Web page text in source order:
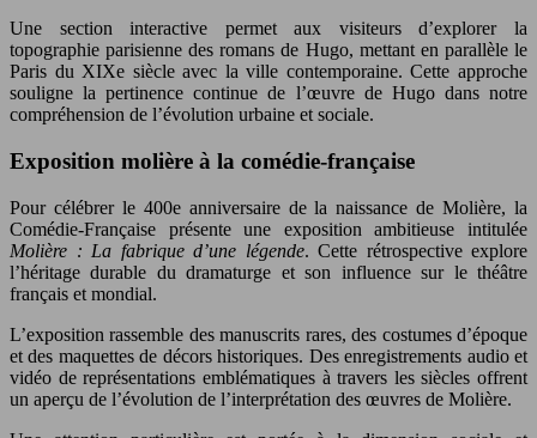
Une section interactive permet aux visiteurs d’explorer la
topographie parisienne des romans de Hugo, mettant en parallèle le
Paris du XIXe siècle avec la ville contemporaine. Cette approche
souligne la pertinence continue de l’œuvre de Hugo dans notre
compréhension de l’évolution urbaine et sociale.
Exposition molière à la comédie-française
Pour célébrer le 400e anniversaire de la naissance de Molière, la
Comédie-Française présente une exposition ambitieuse intitulée
Molière : La fabrique d’une légende. Cette rétrospective explore
l’héritage durable du dramaturge et son influence sur le théâtre
français et mondial.
L’exposition rassemble des manuscrits rares, des costumes d’époque
et des maquettes de décors historiques. Des enregistrements audio et
vidéo de représentations emblématiques à travers les siècles offrent
un aperçu de l’évolution de l’interprétation des œuvres de Molière.